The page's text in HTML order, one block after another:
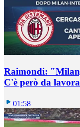
Raimondi:
C'è però da
01:58